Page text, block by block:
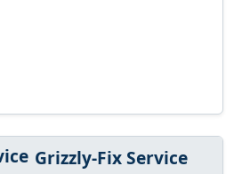
Grizzly-Fix Service